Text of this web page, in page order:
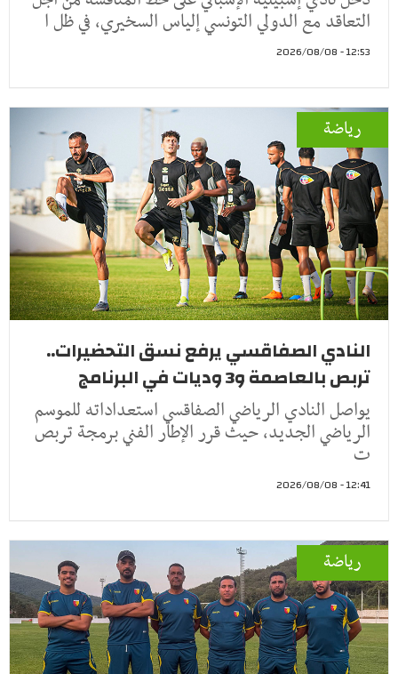
التعاقد مع الدولي التونسي إلياس السخيري، في ظل ا
12:53 - 2026/08/08
رياضة
النادي الصفاقسي يرفع نسق التحضيرات..
تربص بالعاصمة و3 وديات في البرنامج
يواصل النادي الرياضي الصفاقسي استعداداته للموسم
الرياضي الجديد، حيث قرر الإطار الفني برمجة تربص
ت
12:41 - 2026/08/08
رياضة